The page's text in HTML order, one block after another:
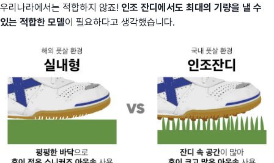
우리나라에서는 적합하지 않죠! 인조 잔디에서도 최대의 기량을 낼 수
있는 적합한 모델이 필요하다고 생각했습니다.